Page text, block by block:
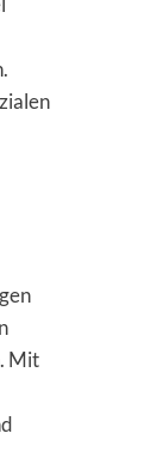
Mit